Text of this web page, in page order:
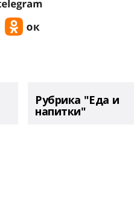
Рубрика "Еда и
напитки"